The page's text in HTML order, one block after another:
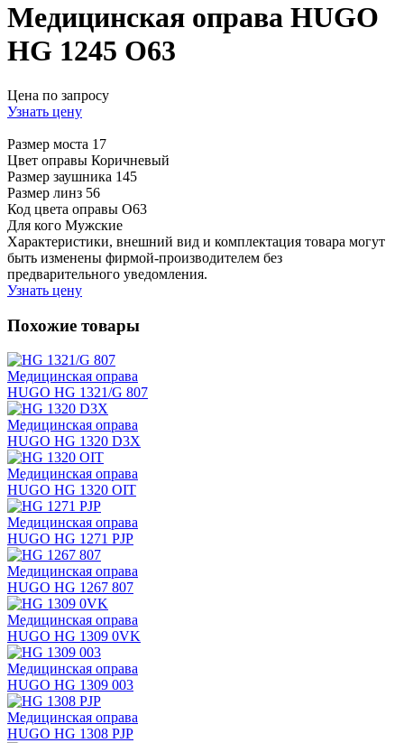
Медицинская оправа HUGO
HG 1245 O63
Цена по запросу
Узнать цену
Размер моста 17
Цвет оправы Коричневый
Размер заушника 145
Размер линз 56
Код цвета оправы O63
Для кого Мужские
Характеристики, внешний вид и комплектация товара могут
быть изменены фирмой-производителем без
предварительного уведомления.
Узнать цену
Похожие товары
Медицинская оправа
HUGO HG 1321/G 807
Медицинская оправа
HUGO HG 1320 D3X
Медицинская оправа
HUGO HG 1320 OIT
Медицинская оправа
HUGO HG 1271 PJP
Медицинская оправа
HUGO HG 1267 807
Медицинская оправа
HUGO HG 1309 0VK
Медицинская оправа
HUGO HG 1309 003
Медицинская оправа
HUGO HG 1308 PJP